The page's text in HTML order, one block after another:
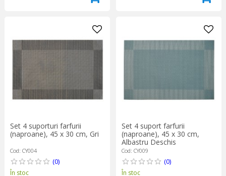
Set 4 suporturi farfurii
(naproane), 45 x 30 cm, Gri
Cod: CY004
(0)
În stoc
Set 4 suport farfurii
(naproane), 45 x 30 cm,
Albastru Deschis
Cod: CY009
(0)
În stoc